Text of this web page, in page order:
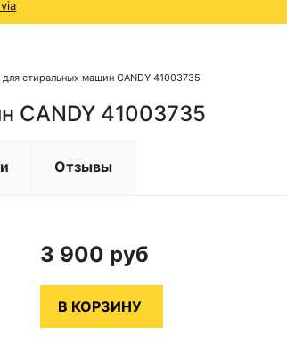
стиральных машин CANDY 41003735
CANDY 41003735
Отзывы
3 900 руб